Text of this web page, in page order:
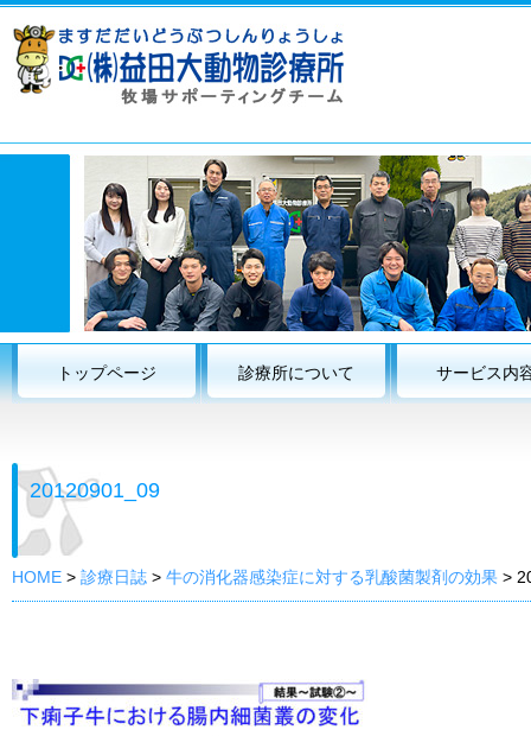
トップページ 診療所について サービス内
20120901_09
HOME > 診療日誌 > 牛の消化器感染症に対する乳酸菌製剤の効果 >